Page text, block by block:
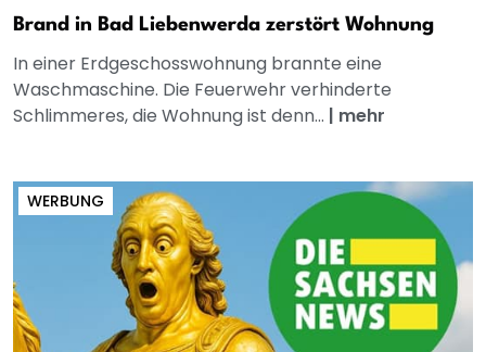
Brand in Bad Liebenwerda zerstört Wohnung
In einer Erdgeschosswohnung brannte eine
Waschmaschine. Die Feuerwehr verhinderte
Schlimmeres, die Wohnung ist denn... | mehr
WERBUNG